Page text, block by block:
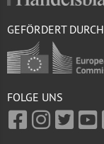
GEFÖRDERT DURCH
FOLGE UNS